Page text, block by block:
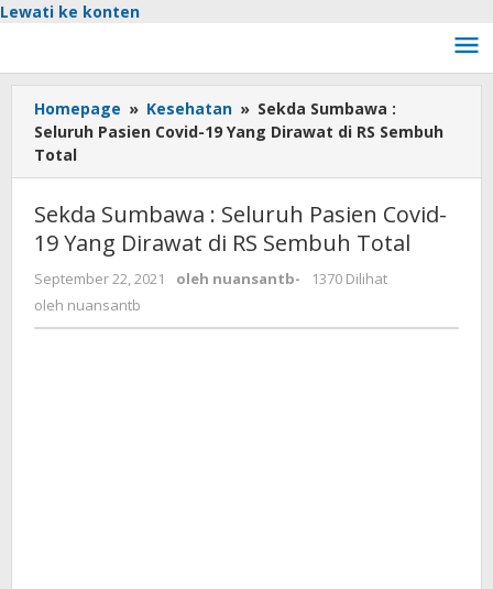
Lewati ke konten
Homepage » Kesehatan » Sekda Sumbawa :
Seluruh Pasien Covid-19 Yang Dirawat di RS Sembuh
Total
Sekda Sumbawa : Seluruh Pasien Covid-
19 Yang Dirawat di RS Sembuh Total
September 22, 2021 oleh nuansantb-
1370 Dilihat
oleh nuansantb